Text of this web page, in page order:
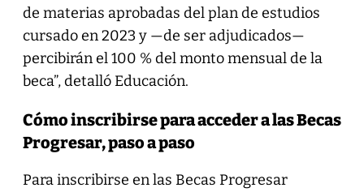
de materias aprobadas del plan de estudios
cursado en 2023 y —de ser adjudicados—
percibirán el 100 % del monto mensual de la
beca”, detalló Educación.
Cómo inscribirse para acceder a las Becas
Progresar, paso a paso
Para inscribirse en las Becas Progresar